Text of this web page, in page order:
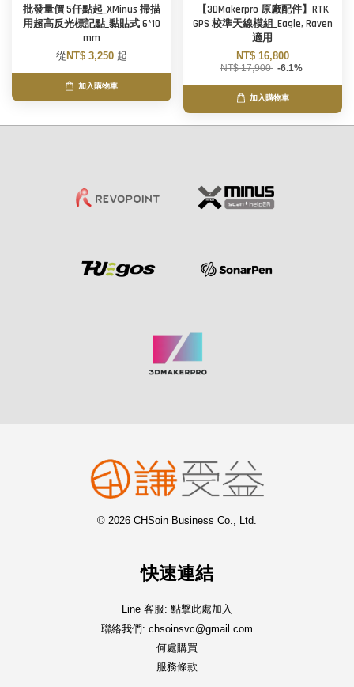
批發量價 5仟點起_XMinus 掃描
用超高反光標記點_黏貼式 6*10
mm
從NT$ 3,250 起
加入購物車
【3DMakerpro 原廠配件】RTK
GPS 校準天線模組_Eagle, Raven
適用
NT$ 16,800
NT$ 17,900 -6.1%
加入購物車
© 2026 CHSoin Business Co., Ltd.
快速連結
Line 客服: 點擊此處加入
聯絡我們: chsoinsvc@gmail.com
何處購買
服務條款